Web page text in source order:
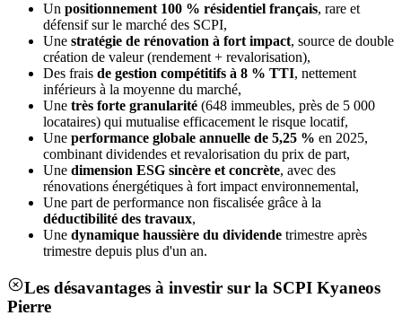
Un positionnement 100 % résidentiel français, rare et
défensif sur le marché des SCPI,
Une stratégie de rénovation à fort impact, source de double
création de valeur (rendement + revalorisation),
Des frais de gestion compétitifs à 8 % TTI, nettement
inférieurs à la moyenne du marché,
Une très forte granularité (648 immeubles, près de 5 000
locataires) qui mutualise efficacement le risque locatif,
Une performance globale annuelle de 5,25 % en 2025,
combinant dividendes et revalorisation du prix de part,
Une dimension ESG sincère et concrète, avec des
rénovations énergétiques à fort impact environnemental,
Une part de performance non fiscalisée grâce à la
déductibilité des travaux,
Une dynamique haussière du dividende trimestre après
trimestre depuis plus d'un an.
Les désavantages à investir sur la SCPI Kyaneos
Pierre